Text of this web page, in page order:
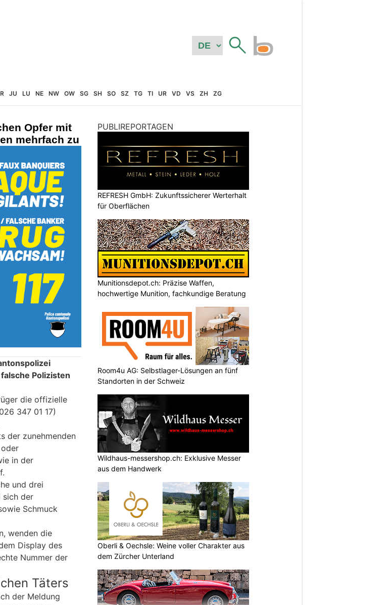
JU LU NE NW OW SG SH SO SZ TG TI UR VD VS ZH ZG
Opfer mit
mehrfach zu
Polizisten
die offizielle
347 01 17)
der zunehmenden
in der
und drei
sich der
Schmuck
wenden die
Display des
Nummer der
Täters
der Meldung
PUBLIREPORTAGEN
REFRESH GmbH: Zukunftssicherer Werterhalt
für Oberflächen
Munitionsdepot.ch: Präzise Waffen,
hochwertige Munition, fachkundige Beratung
Room4u AG: Selbstlager-Lösungen an fünf
Standorten in der Schweiz
Wildhaus-messershop.ch: Exklusive Messer
aus dem Handwerk
Oberli & Oechsle: Weine voller Charakter aus
dem Zürcher Unterland